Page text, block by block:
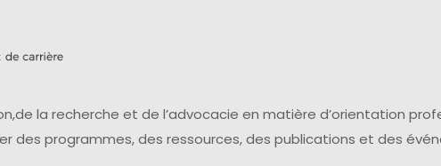
la recherche et de l’advocacie en matière d’orientation
des programmes, des ressources, des publications et des